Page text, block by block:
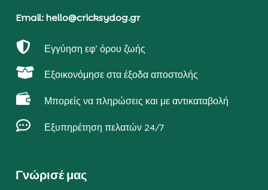
Email: hello@cricksydog.gr
 Εγγύηση εφ’ όρου ζωής
 Εξοικονόμησε στα έξοδα αποστολής
 Μπορείς να πληρώσεις και με αντικαταβολή
 Εξυπηρέτηση πελατών 24/7
Γνώρισέ μας